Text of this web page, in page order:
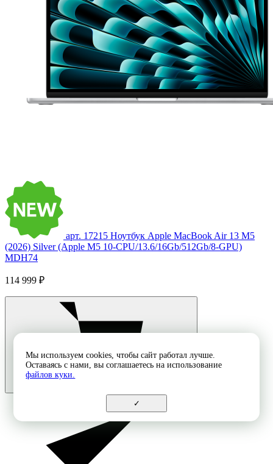
арт. 17215 Ноутбук Apple MacBook Air 13 M5
(2026) Silver (Apple M5 10-CPU/13.6/16Gb/512Gb/8-GPU)
MDH74
114 999 ₽
Мы используем cookies, чтобы сайт работал лучше.
Оставаясь с нами, вы соглашаетесь на использование
файлов куки.
✓